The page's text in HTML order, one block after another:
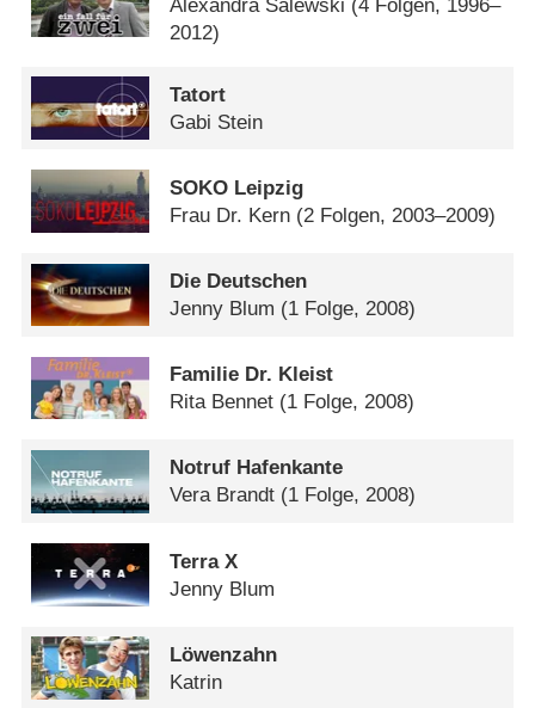
Alexandra Salewski (4 Folgen, 1996–
2012)
Tatort
Gabi Stein
SOKO Leipzig
Frau Dr. Kern (2 Folgen, 2003–2009)
Die Deutschen
Jenny Blum (1 Folge, 2008)
Familie Dr. Kleist
Rita Bennet (1 Folge, 2008)
Notruf Hafenkante
Vera Brandt (1 Folge, 2008)
Terra X
Jenny Blum
Löwenzahn
Katrin